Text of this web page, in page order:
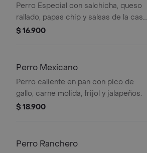
Perro Especial con salchicha, queso
rallado, papas chip y salsas de la casa
en pan de hot dog.
$ 16.900
Perro Mexicano
Perro caliente en pan con pico de
gallo, carne molida, frijol y jalapeños.
$ 18.900
Perro Ranchero